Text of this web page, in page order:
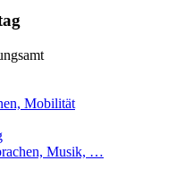
Mobilität
Musik, …